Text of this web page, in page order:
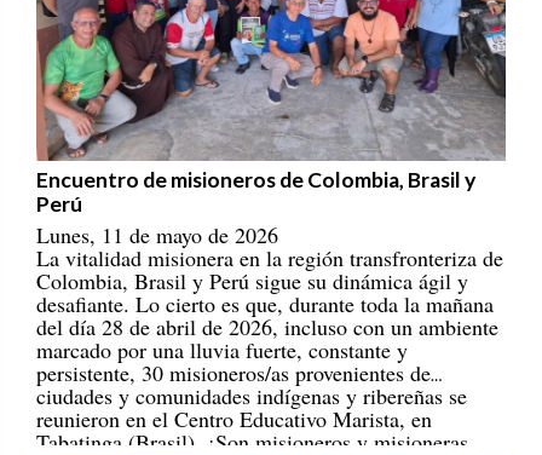
Encuentro de misioneros de Colombia, Brasil y
Perú
Lunes, 11 de mayo de 2026
La vitalidad misionera en la región transfronteriza de
Colombia, Brasil y Perú sigue su dinámica ágil y
desafiante. Lo cierto es que, durante toda la mañana
del día 28 de abril de 2026, incluso con un ambiente
marcado por una lluvia fuerte, constante y
persistente, 30 misioneros/as provenientes de
ciudades y comunidades indígenas y ribereñas se
reunieron en el Centro Educativo Marista, en
Tabatinga (Brasil). ¡Son misioneros y misioneras
portadores/as de esperanza! [REPAM]